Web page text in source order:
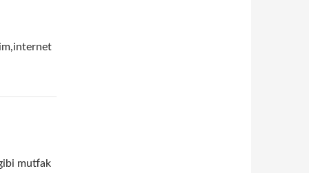
mutfak